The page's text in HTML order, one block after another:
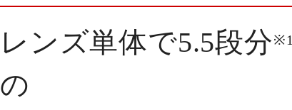
レンズ単体で5.5段分※1
の